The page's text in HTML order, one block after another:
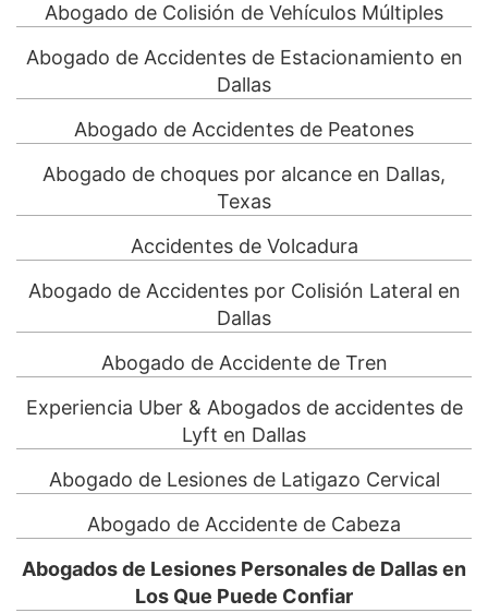
Abogado de Colisión de Vehículos Múltiples
Abogado de Accidentes de Estacionamiento en
Dallas
Abogado de Accidentes de Peatones
Abogado de choques por alcance en Dallas,
Texas
Accidentes de Volcadura
Abogado de Accidentes por Colisión Lateral en
Dallas
Abogado de Accidente de Tren
Experiencia Uber & Abogados de accidentes de
Lyft en Dallas
Abogado de Lesiones de Latigazo Cervical
Abogado de Accidente de Cabeza
Abogados de Lesiones Personales de Dallas en
Los Que Puede Confiar